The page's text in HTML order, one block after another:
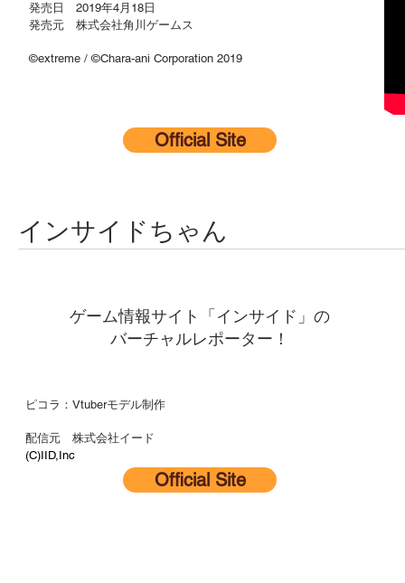
発売日 2019年4月18日
発売元 株式会社角川ゲームス
©extreme / ©Chara-ani Corporation 2019
Official Site
インサイドちゃん
ピコラ：Vtuberモデル制作
配信元 株式会社イード
(C)IID,Inc
ゲーム情報サイト「インサイド」の
バーチャルレポーター！
Official Site